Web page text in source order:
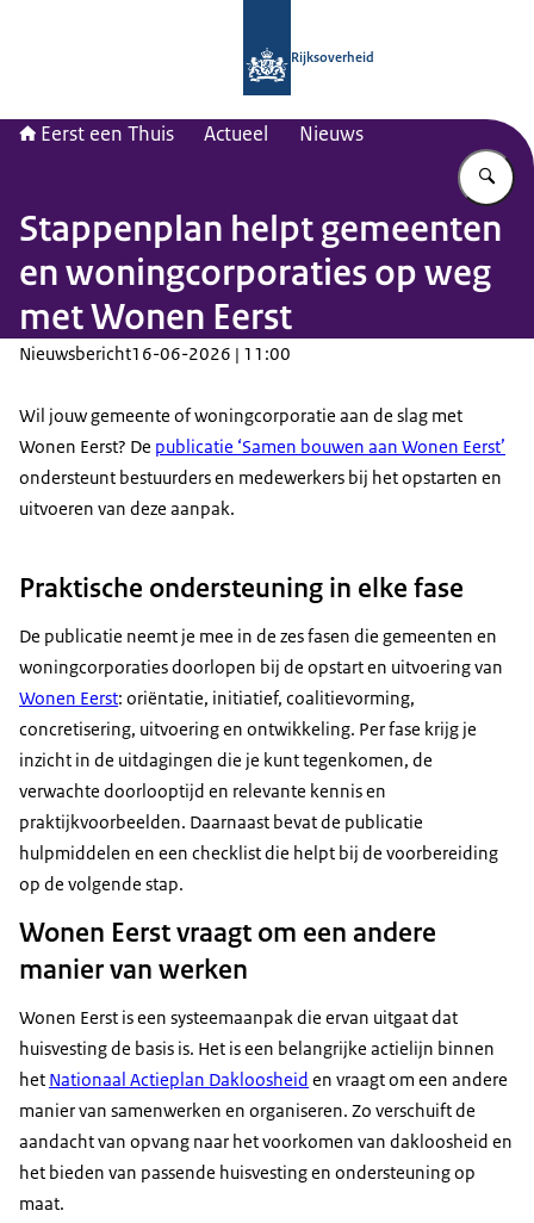
Rijksoverheid
Eerst een Thuis Actueel Nieuws
Stappenplan helpt gemeenten
en woningcorporaties op weg
met Wonen Eerst
Nieuwsbericht16-06-2026 | 11:00
Wil jouw gemeente of woningcorporatie aan de slag met
Wonen Eerst? De publicatie ‘Samen bouwen aan Wonen Eerst’
ondersteunt bestuurders en medewerkers bij het opstarten en
uitvoeren van deze aanpak.
Praktische ondersteuning in elke fase
De publicatie neemt je mee in de zes fasen die gemeenten en
woningcorporaties doorlopen bij de opstart en uitvoering van
Wonen Eerst: oriëntatie, initiatief, coalitievorming,
concretisering, uitvoering en ontwikkeling. Per fase krijg je
inzicht in de uitdagingen die je kunt tegenkomen, de
verwachte doorlooptijd en relevante kennis en
praktijkvoorbeelden. Daarnaast bevat de publicatie
hulpmiddelen en een checklist die helpt bij de voorbereiding
op de volgende stap.
Wonen Eerst vraagt om een andere
manier van werken
Wonen Eerst is een systeemaanpak die ervan uitgaat dat
huisvesting de basis is. Het is een belangrijke actielijn binnen
het Nationaal Actieplan Dakloosheid en vraagt om een andere
manier van samenwerken en organiseren. Zo verschuift de
aandacht van opvang naar het voorkomen van dakloosheid en
het bieden van passende huisvesting en ondersteuning op
maat.